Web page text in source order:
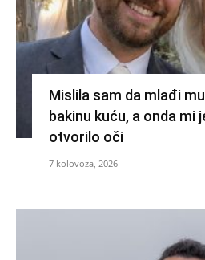
Mislila sam da mlađi
bakinu kuću, a onda mi
otvorilo oči
7 kolovoza, 2026